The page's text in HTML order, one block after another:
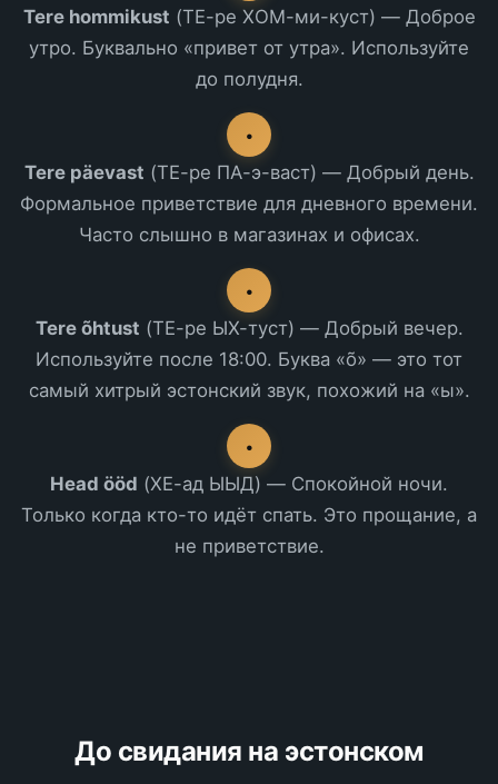
Tere hommikust (ТЕ-ре ХОМ-ми-куст) — Доброе
утро. Буквально «привет от утра». Используйте
до полудня.
•
Tere päevast (ТЕ-ре ПА-э-васт) — Добрый день.
Формальное приветствие для дневного времени.
Часто слышно в магазинах и офисах.
•
Tere õhtust (ТЕ-ре ЫХ-туст) — Добрый вечер.
Используйте после 18:00. Буква «õ» — это тот
самый хитрый эстонский звук, похожий на «ы».
•
Head ööd (ХЕ-ад ЫЫД) — Спокойной ночи.
Только когда кто-то идёт спать. Это прощание, а
не приветствие.
До свидания на эстонском